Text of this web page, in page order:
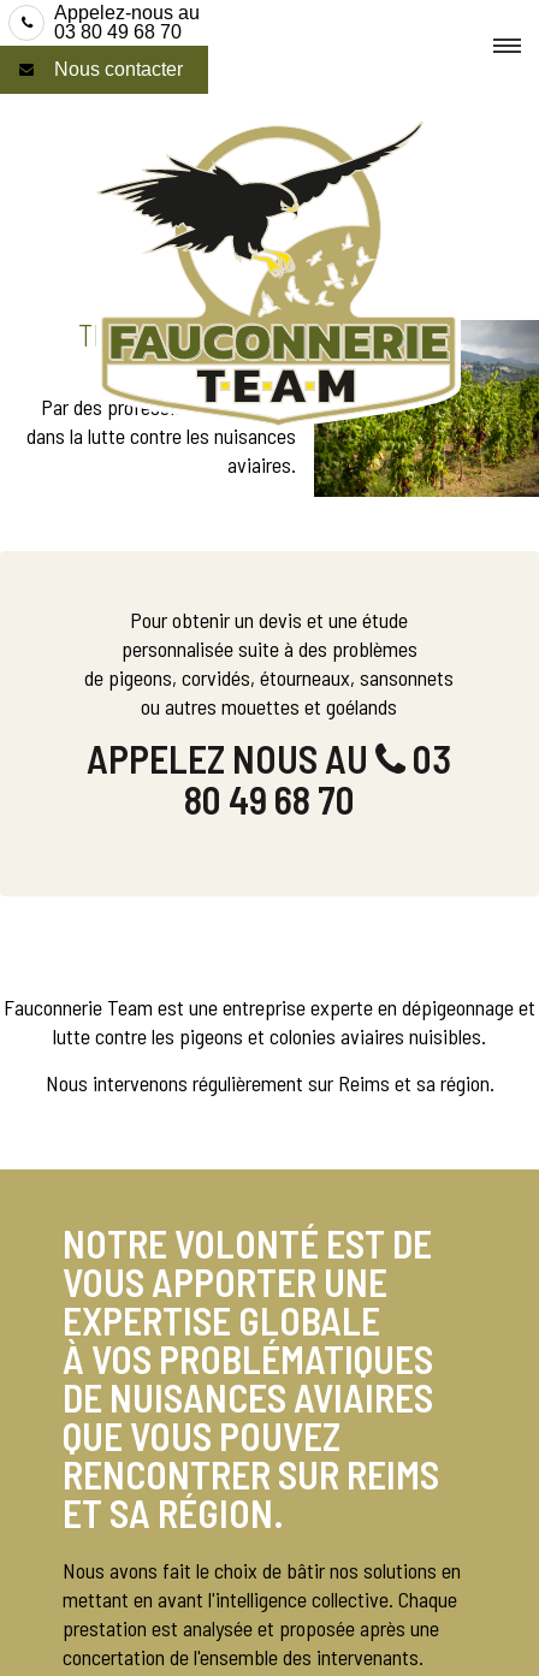
Skip
to
content
Appelez-nous au
03 80 49 68 70
Nous contacter
TRAITEMENT ANTI-
PIGEONS À REIMS
Par des professionnels aguerris
dans la lutte contre les nuisances
aviaires.
Pour obtenir un devis et une étude
personnalisée suite à des problèmes
de pigeons, corvidés, étourneaux, sansonnets
ou autres mouettes et goélands
APPELEZ NOUS AU
03
80 49 68 70
Fauconnerie Team est une entreprise experte en dépigeonnage et
lutte contre les pigeons et colonies aviaires nuisibles.
Nous intervenons régulièrement sur Reims et sa région.
NOTRE VOLONTÉ EST DE
VOUS APPORTER UNE
EXPERTISE GLOBALE
À VOS PROBLÉMATIQUES
DE NUISANCES AVIAIRES
QUE VOUS POUVEZ
RENCONTRER SUR REIMS
ET SA RÉGION.
Nous avons fait le choix de bâtir nos solutions en
mettant en avant l'intelligence collective. Chaque
prestation est analysée et proposée après une
concertation de l'ensemble des intervenants.